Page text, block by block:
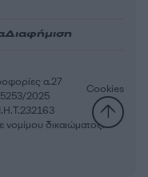
Διαφήμιση
α.27
2025
Cookies
δικαιώματος.